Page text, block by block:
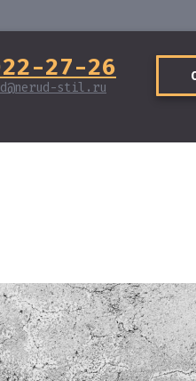
27-26
stil.ru